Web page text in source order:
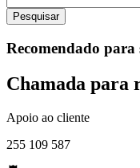
Pesquisar
Recomendado para
Chamada para
Apoio ao cliente
255 109 587